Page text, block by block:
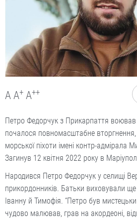
A A+ A++
Петро Федорчук з Прикарпаття
почалося повномасштабне
морської піхоти імені контр-адмірала
Загинув 12 квітня 2022 року в
Народився Петро Федорчук у селищі
прикордонників. Батьки виховували
Іванну й Тимофія. “Петро був
чудово малював, грав на акордеоні,